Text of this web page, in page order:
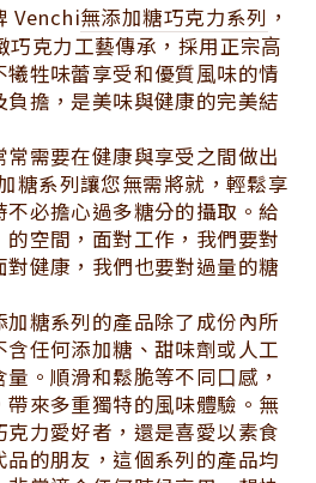
Venchi無添加糖巧克⼒系列 ，
巧克⼒⼯藝傳承，採⽤正宗⾼
牲味蕾享受和優質⾵味的情
擔，是美味與健康的完美結
需要在健康與享受之間做出
糖系列讓您無需將就，輕鬆享
必擔心過多糖分的攝取。給
空間，面對⼯作，我們要對
健康，我們也要對過量的糖
糖系列的產品除了成份內所
任何添加糖、甜味劑或⼈⼯
。順滑和鬆脆等不同⼝感，
來多重獨特的⾵味體驗。無
⼒愛好者，還是喜愛以素食
的朋友，這個系列的產品均